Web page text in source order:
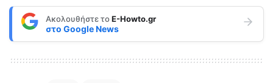
Ακολουθήστε τοE-Howto.gr
στο Google News